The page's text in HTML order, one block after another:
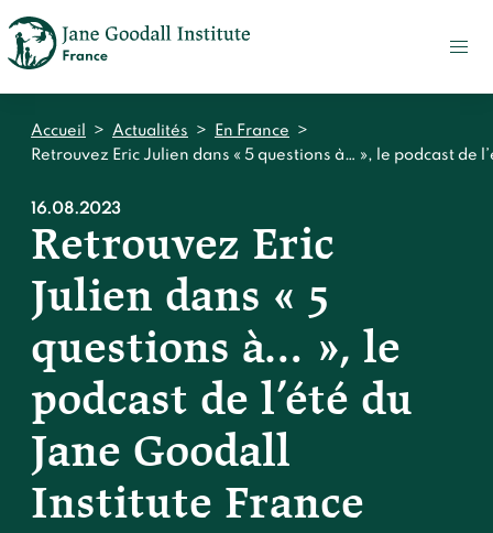
PRESSE
Qui sommes-nous ?
Accueil
Le Jane Goodall Institute France
Notre écosystème
Nos documents
Notre impact
Accueil
Nos actions sur le terrain en France
Nos actions sur le terrain en Afrique
Nos histoires
Accueil
Les histoires du docteur Jane
Témoignages du terrain
S'engager
Accueil
Devenir membre du "Cercle des Amis de Jane"
UN
Accueil > Actualités > En France
>
Retrouvez Eric Julien dans « 5 questions à… », le podcast de
16.08.2023
Retrouvez Eric
Julien dans « 5
questions à… », le
podcast de l’été du
Jane Goodall
Institute France